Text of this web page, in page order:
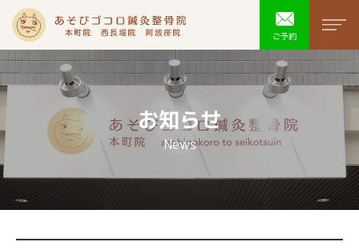
ご予約
あそびゴコ
お知らせ
News